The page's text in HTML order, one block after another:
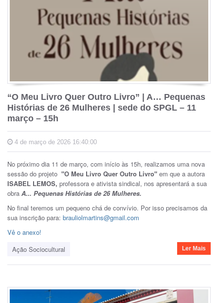
“O Meu Livro Quer Outro Livro” | A… Pequenas
Histórias de 26 Mulheres | sede do SPGL – 11
março – 15h
4 de março de 2026 16:40:00
No próximo dia 11 de março, com início às 15h, realizamos uma nova
sessão do projeto "O Meu Livro Quer Outro Livro" em que a autora
ISABEL LEMOS, professora e ativista sindical, nos apresentará a sua
obra A... Pequenas Histórias de 26 Mulheres.
No final teremos um pequeno chá de convívio. Por isso precisamos da
sua inscrição para: brauliolmartins@gmail.com
Vê o anexo!
Ação Sociocultural
Ler Mais